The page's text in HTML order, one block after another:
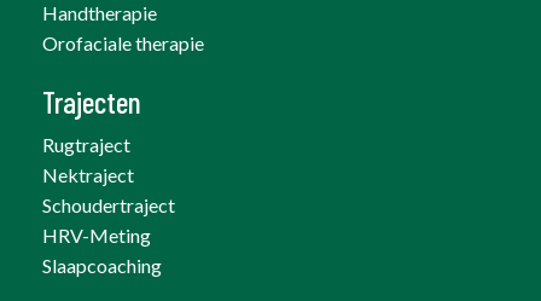
Handtherapie
Orofaciale therapie
Trajecten
Rugtraject
Nektraject
Schoudertraject
HRV-Meting
Slaapcoaching